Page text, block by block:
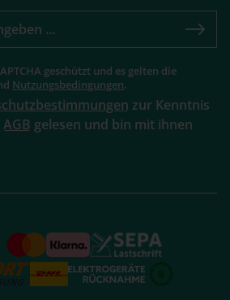
geschützt und es gelten die
Nutzungsbedingungen.
zur Kenntnis
AGB gelesen und bin mit ihnen